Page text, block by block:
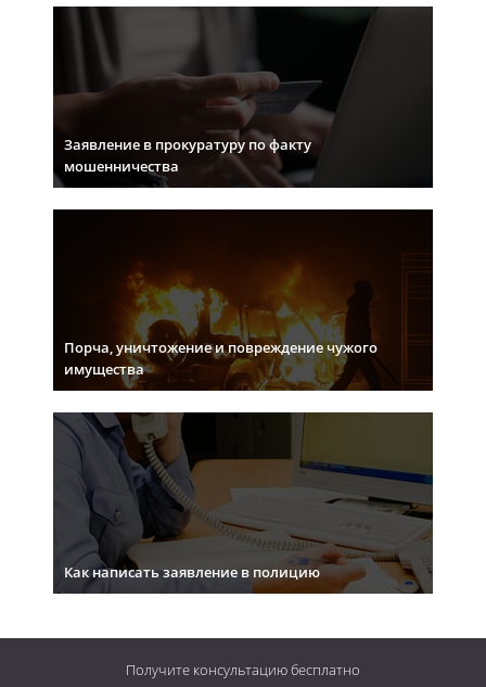
Заявление в прокуратуру по факту
мошенничества
Порча, уничтожение и повреждение чужого
имущества
Как написать заявление в полицию
Получите консультациюбесплатно